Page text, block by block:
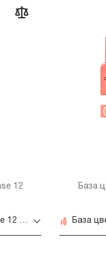
12
База цветная DNKa' Cover Base 12 мл (006)
База